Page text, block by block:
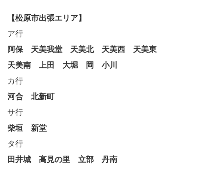
【松原市出張エリア】
ア行
阿保
天美我堂 天美北 天美西
天美東
天美南
上田 大堀 岡
小川
カ行
河合
北新町
サ行
柴垣
新堂
タ行
田井城
高見の里 立部
丹南